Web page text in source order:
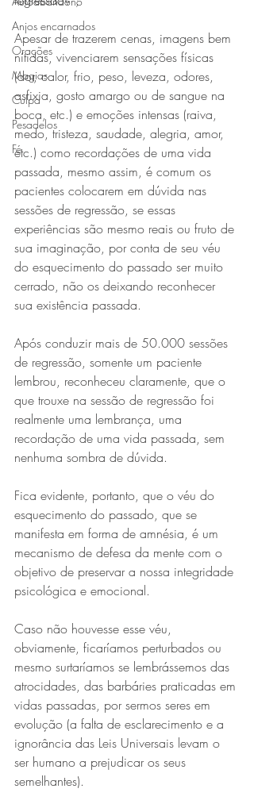
Anjos encarnados
Orações
Magias
Culpa
Pesadelos
Fé
Apesar de trazerem cenas, imagens bem
nítidas, vivenciarem sensações físicas
(dor, calor, frio, peso, leveza, odores,
asfixia, gosto amargo ou de sangue na
boca, etc.) e emoções intensas (raiva,
medo, tristeza, saudade, alegria, amor,
etc.) como recordações de uma vida
passada, mesmo assim, é comum os
pacientes colocarem em dúvida nas
sessões de regressão, se essas
experiências são mesmo reais ou fruto de
sua imaginação, por conta de seu véu
do esquecimento do passado ser muito
cerrado, não os deixando reconhecer
sua existência passada.
Após conduzir mais de 50.000 sessões
de regressão, somente um paciente
lembrou, reconheceu claramente, que o
que trouxe na sessão de regressão foi
realmente uma lembrança, uma
recordação de uma vida passada, sem
nenhuma sombra de dúvida.
Fica evidente, portanto, que o véu do
esquecimento do passado, que se
manifesta em forma de amnésia, é um
mecanismo de defesa da mente com o
objetivo de preservar a nossa integridade
psicológica e emocional.
Caso não houvesse esse véu,
obviamente, ficaríamos perturbados ou
mesmo surtaríamos se lembrássemos das
atrocidades, das barbáries praticadas em
vidas passadas, por sermos seres em
evolução (a falta de esclarecimento e a
ignorância das Leis Universais levam o
ser humano a prejudicar os seus
semelhantes).